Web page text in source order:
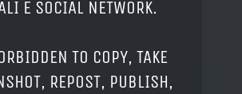
E SOCIAL NETWORK.
TO COPY, TAKE
REPOST, PUBLISH,